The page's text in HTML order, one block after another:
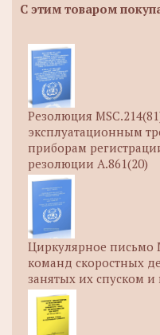
С этим товаром
Резолюция
эксплуатационным
приборам
резолюции A.861(20)
Циркулярное письмо
команд скоростных
занятых их спуском